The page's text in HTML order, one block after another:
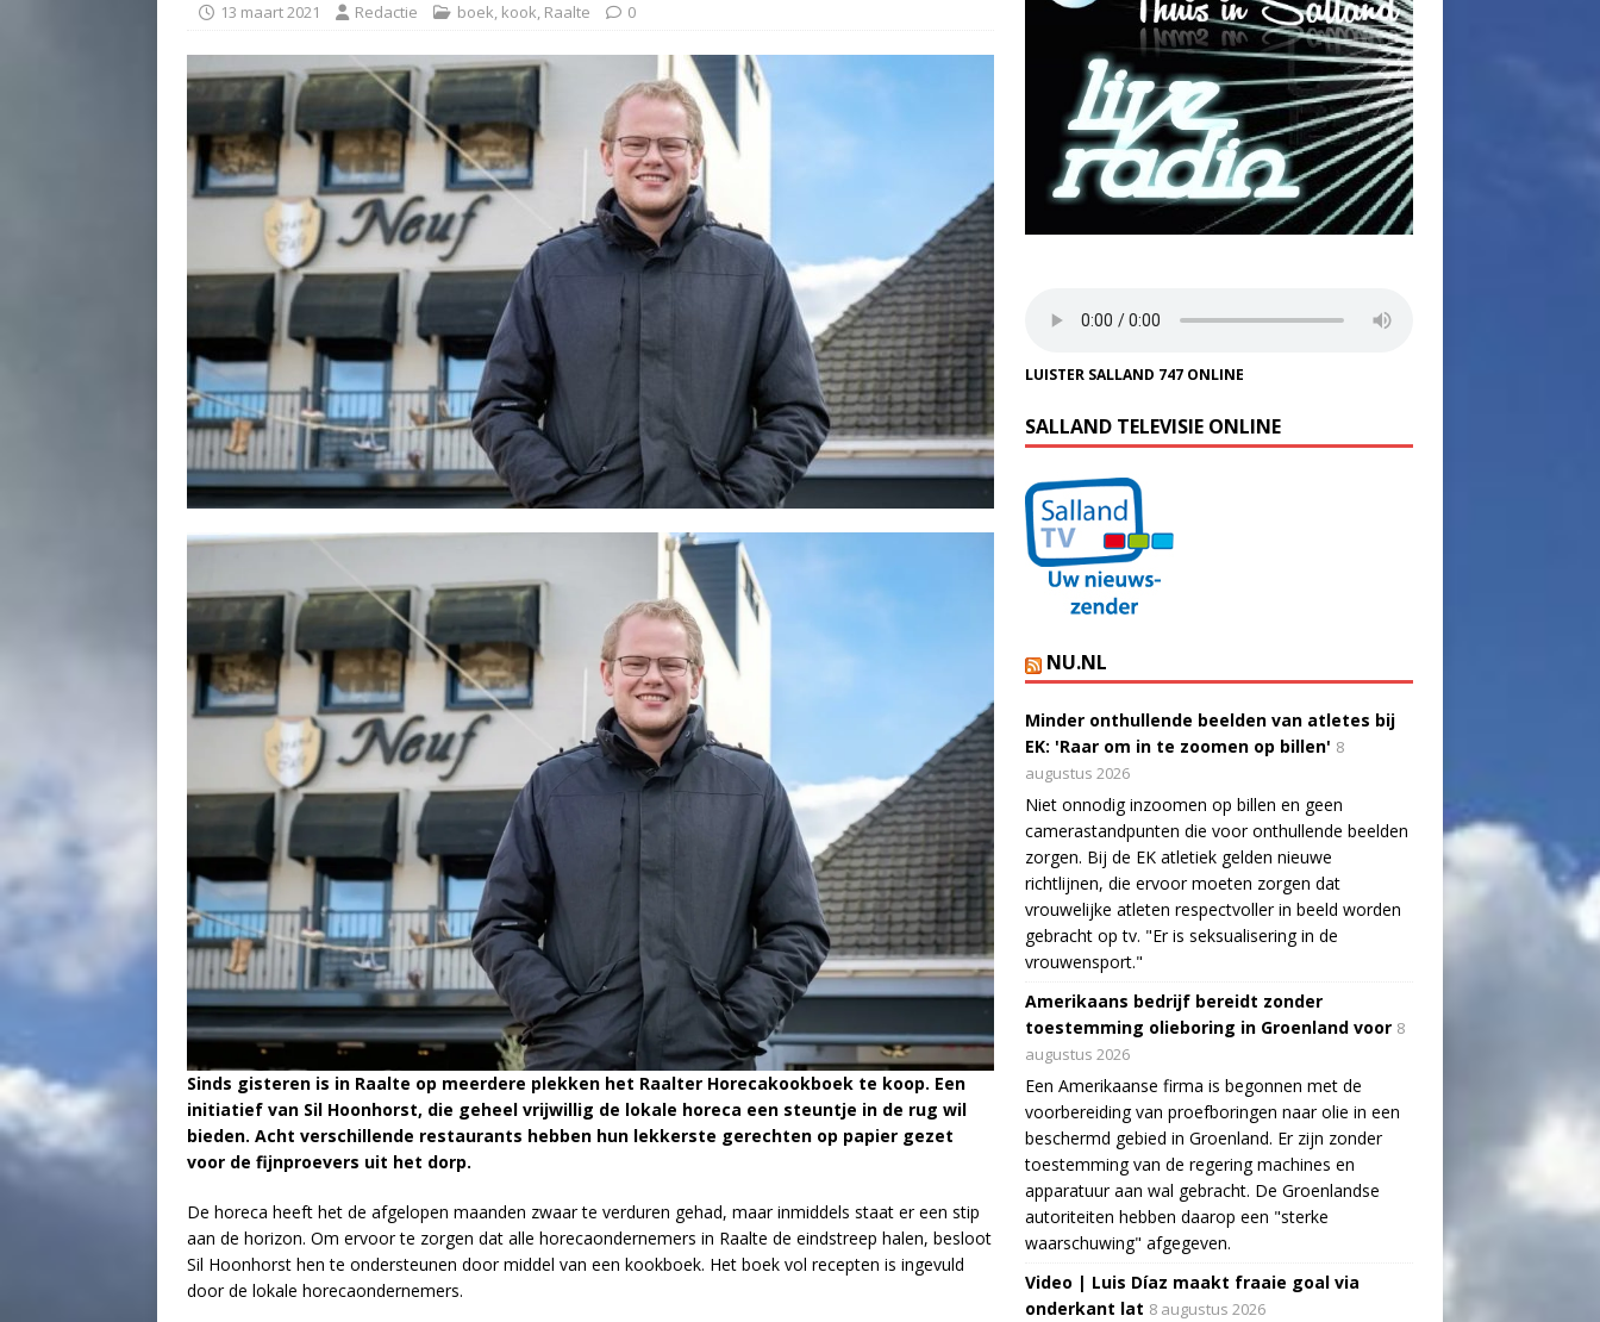
13 maart 2021 Redactie boek, kook, Raalte 0
Sinds gisteren is in Raalte op meerdere plekken het Raalter Horecakookboek te koop. Een
initiatief van Sil Hoonhorst, die geheel vrijwillig de lokale horeca een steuntje in de rug wil
bieden. Acht verschillende restaurants hebben hun lekkerste gerechten op papier gezet
voor de fijnproevers uit het dorp.
De horeca heeft het de afgelopen maanden zwaar te verduren gehad, maar inmiddels staat er een stip
aan de horizon. Om ervoor te zorgen dat alle horecaondernemers in Raalte de eindstreep halen, besloot
Sil Hoonhorst hen te ondersteunen door middel van een kookboek. Het boek vol recepten is ingevuld
door de lokale horecaondernemers.
LUISTER SALLAND 747 ONLINE
SALLAND TELEVISIE ONLINE
NU.NL
Minder onthullende beelden van atletes bij
EK: 'Raar om in te zoomen op billen' 8
augustus 2026
Niet onnodig inzoomen op billen en geen
camerastandpunten die voor onthullende beelden
zorgen. Bij de EK atletiek gelden nieuwe
richtlijnen, die ervoor moeten zorgen dat
vrouwelijke atleten respectvoller in beeld worden
gebracht op tv. "Er is seksualisering in de
vrouwensport."
Amerikaans bedrijf bereidt zonder
toestemming olieboring in Groenland voor 8
augustus 2026
Een Amerikaanse firma is begonnen met de
voorbereiding van proefboringen naar olie in een
beschermd gebied in Groenland. Er zijn zonder
toestemming van de regering machines en
apparatuur aan wal gebracht. De Groenlandse
autoriteiten hebben daarop een "sterke
waarschuwing" afgegeven.
Video | Luis Díaz maakt fraaie goal via
onderkant lat 8 augustus 2026